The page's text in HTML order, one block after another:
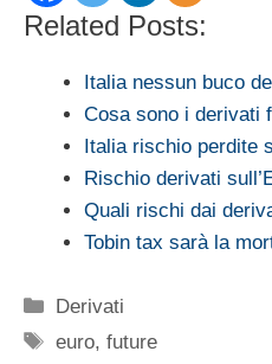
Related Posts:
Italia nessun buco
Cosa sono i derivati
Italia rischio perdite
Rischio derivati
Quali rischi dai
Tobin tax sarà la
Categorie
Derivati
Tag
euro,future